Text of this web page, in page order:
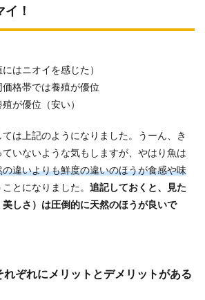
！
はニオイを感じた）
格帯では養殖が優位
が優位（安い）
は上記のようになりました。うーん、き
いないような気もしますが、やはり魚は
の違いよりも鮮度の違いのほうが食感や味
ことになりました。 追記しておくと、見た
美しさ）は圧倒的に天然のほうが良いで
れぞれにメリットとデメリットがある